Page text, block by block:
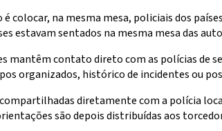
é colocar, na mesma mesa, policiais dos
estavam sentados na mesma mesa das
mantêm contato direto com as polícias de
organizados, histórico de incidentes ou
diretamente com a polícia
são depois distribuídas aos